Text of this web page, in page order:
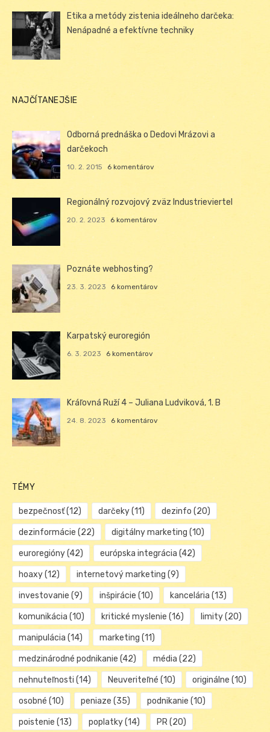
Etika a metódy zistenia ideálneho darčeka:
Nenápadné a efektívne techniky
NAJČÍTANEJŠIE
Odborná prednáška o Dedovi Mrázovi a
darčekoch
10. 2. 2015 6 komentárov
Regionálný rozvojový zväz Industrieviertel
20. 2. 2023 6 komentárov
Poznáte webhosting?
23. 3. 2023 6 komentárov
Karpatský euroregión
6. 3. 2023 6 komentárov
Kráľovná Ruží 4 – Juliana Ludviková, 1. B
24. 8. 2023 6 komentárov
TÉMY
bezpečnosť(12) darčeky(11) dezinfo (20)
dezinformácie (22) digitálny marketing (10)
euroregióny(42) európska integrácia (42)
hoaxy(12) internetový marketing (9)
investovanie (9) inšpirácie (10) kancelária (13)
komunikácia (10) kritické myslenie (16) limity(20)
manipulácia (14) marketing (11)
medzinárodné podnikanie (42) média (22)
nehnuteľnosti (14) Neuveriteľné (10) originálne (10)
osobné (10) peniaze (35) podnikanie (10)
poistenie (13) poplatky(14) PR(20)